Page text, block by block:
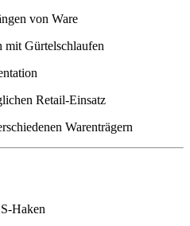
von Ware
mit Gürtelschlaufen
Retail-Einsatz
Warenträgern
Haken